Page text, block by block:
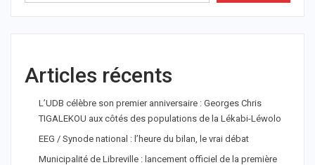
Articles récents
L’UDB célèbre son premier anniversaire : Georges Chris
TIGALEKOU aux côtés des populations de la Lékabi-Léwolo
EEG / Synode national : l’heure du bilan, le vrai débat
Municipalité de Libreville : lancement officiel de la première